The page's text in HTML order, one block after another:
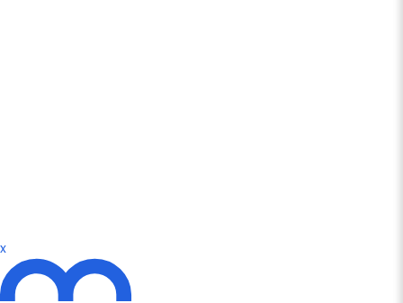
x